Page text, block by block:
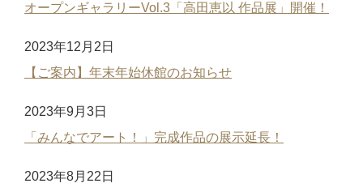
オープンギャラリーVol.3「高田恵以 作品展」開催！
2023年12月2日
【ご案内】年末年始休館のお知らせ
2023年9月3日
「みんなでアート！」完成作品の展示延長！
2023年8月22日